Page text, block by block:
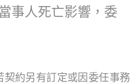
事人死亡影響，委
約另有訂定或因委任事務